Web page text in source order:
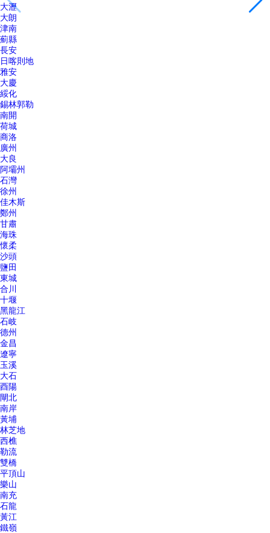
大瀝
大朗
津南
薊縣
長安
日喀則地
雅安
大慶
綏化
錫林郭勒
南開
荷城
商洛
廣州
大良
阿壩州
石灣
徐州
佳木斯
鄭州
甘肅
海珠
懷柔
沙頭
鹽田
東城
合川
十堰
黑龍江
石岐
德州
金昌
遼寧
玉溪
大石
酉陽
閘北
南岸
黃埔
林芝地
西樵
勒流
雙橋
平頂山
樂山
南充
石龍
黃江
鐵嶺